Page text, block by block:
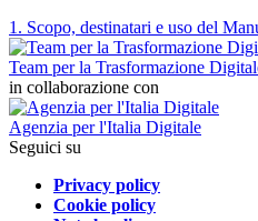
1. Scopo, destinatari e uso del
Team per la Trasformazione
in collaborazione con
Agenzia per l'Italia Digitale
Seguici su
Privacy policy
Cookie policy